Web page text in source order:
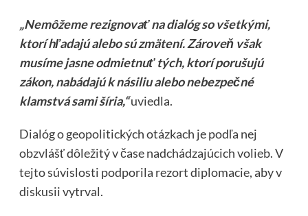
„Nemôžeme rezignovať na dialóg so všetkými,
ktorí hľadajú alebo sú zmätení. Zároveň však
musíme jasne odmietnuť tých, ktorí porušujú
zákon, nabádajú k násiliu alebo nebezpečné
klamstvá sami šíria,“uviedla.
Dialóg o geopolitických otázkach je podľa nej
obzvlášť dôležitý v čase nadchádzajúcich volieb. V
tejto súvislosti podporila rezort diplomacie, aby v
diskusii vytrval.